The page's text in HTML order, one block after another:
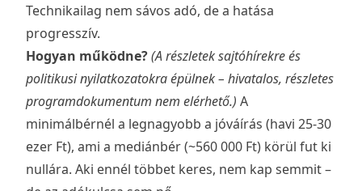
Technikailag nem sávos adó, de a hatása
progresszív.
Hogyan működne?(A részletek sajtóhírekre és
politikusi nyilatkozatokra épülnek – hivatalos, részletes
programdokumentum nem elérhető.) A
minimálbérnél a legnagyobb a jóváírás (havi 25-30
ezer Ft), ami a mediánbér (~560 000 Ft) körül fut ki
nullára. Aki ennél többet keres, nem kap semmit –